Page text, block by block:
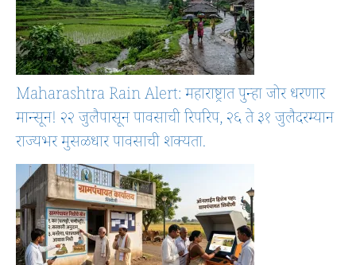
Maharashtra Rain Alert: महाराष्ट्रात पुन्हा जोर धरणार
मान्सून! २२ जुलैपासून पावसाची रिपरिप, २६ ते ३१ जुलैदरम्यान
राज्यभर मुसळधार पावसाची शक्यता.